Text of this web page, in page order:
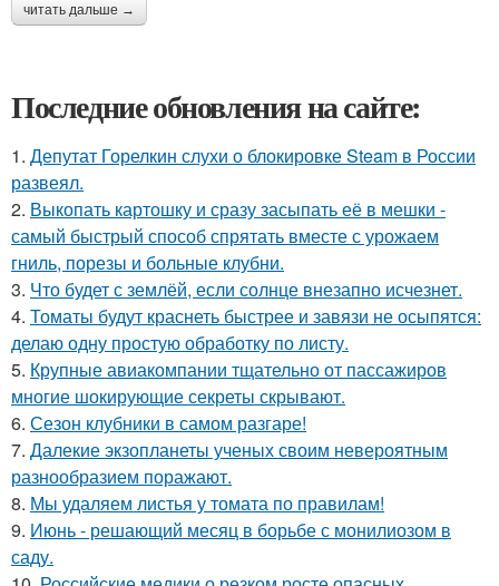
читать дальше →
Последние обновления на сайте:
1. Депутат Горелкин слухи о блокировке Steam в России
развеял.
2. Выкопать картошку и сразу засыпать её в мешки -
самый быстрый способ спрятать вместе с урожаем
гниль, порезы и больные клубни.
3. Что будет с землёй, если солнце внезапно исчезнет.
4. Томаты будут краснеть быстрее и завязи не осыпятся:
делаю одну простую обработку по листу.
5. Крупные авиакомпании тщательно от пассажиров
многие шокирующие секреты скрывают.
6. Сезон клубники в самом разгаре!
7. Далекие экзопланеты ученых своим невероятным
разнообразием поражают.
8. Мы удаляем листья у томата по правилам!
9. Июнь - решающий месяц в борьбе с монилиозом в
саду.